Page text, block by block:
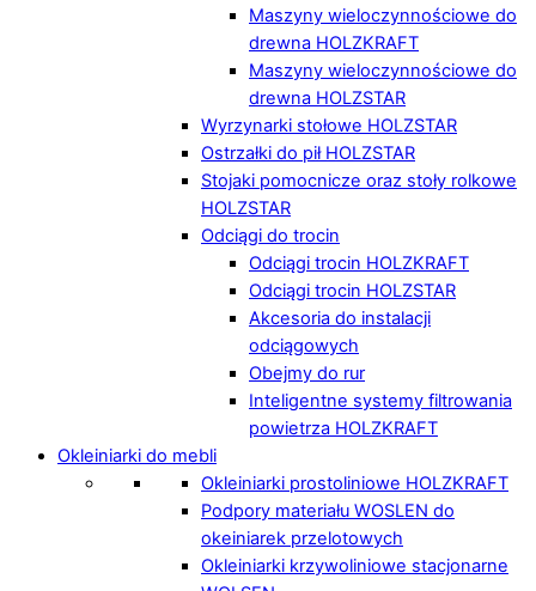
Maszyny wieloczynnościowe do
drewna HOLZKRAFT
Maszyny wieloczynnościowe do
drewna HOLZSTAR
Wyrzynarki stołowe HOLZSTAR
Ostrzałki do pił HOLZSTAR
Stojaki pomocnicze oraz stoły rolkowe
HOLZSTAR
Odciągi do trocin
Odciągi trocin HOLZKRAFT
Odciągi trocin HOLZSTAR
Akcesoria do instalacji
odciągowych
Obejmy do rur
Inteligentne systemy filtrowania
powietrza HOLZKRAFT
Okleiniarki do mebli
Okleiniarki prostoliniowe HOLZKRAFT
Podpory materiału WOSLEN do
okeiniarek przelotowych
Okleiniarki krzywoliniowe stacjonarne